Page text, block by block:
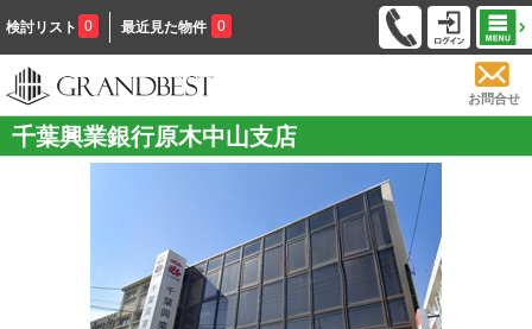
検討リスト 0 最近見た物件 0
お問合せ
千葉興業銀行原木中山支店